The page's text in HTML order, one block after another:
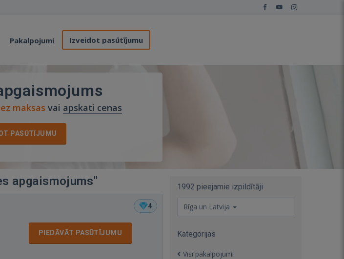
Pakalpojumi Izveidot pasūtījumu
maksas vai apskati cenas
PASŪTĪJUMU
apgaismojums"
4
PIEDĀVĀT PASŪTĪJUMU
1992 pieejamie izpildītāji
Rīga un Latvija
Kategorijas
Visi pakalpojumi